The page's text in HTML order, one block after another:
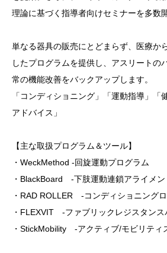
理論に基づく指導者向けセミナーを多数
単なる器具の販売にとどまらず、医療か
したプログラムを提供し、アスリートの
常の機能改善をバックアップします。
「コンディショニング」「運動指導」「
アドバイス」
【主な取扱プログラム＆ツール】
・WeckMethod -回旋運動プログラム
・BlackBoard -下肢運動連鎖アライメン
・RAD ROLLER -コンディショニング
・FLEXVIT -ファブリックレジスタンス
・StickMobility -アクティブ/モビリティ